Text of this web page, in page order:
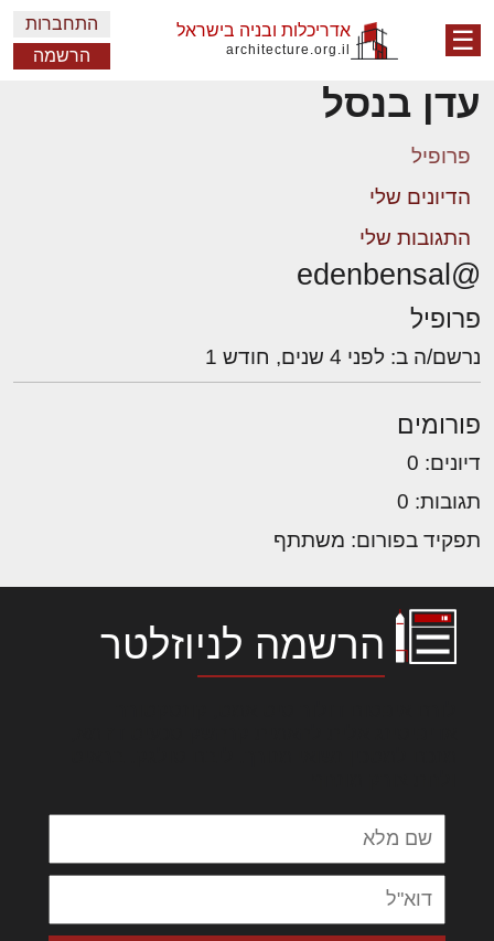
☰ אדריכלות ובניה בישראל
architecture.org.il
התחברות
הרשמה
עדן בנסל
פרופיל
הדיונים שלי
התגובות שלי
@edenbensal
פרופיל
נרשם/ה ב: לפני 4 שנים, חודש 1
פורומים
דיונים: 0
תגובות: 0
תפקיד בפורום: משתתף
הרשמה לניוזלטר